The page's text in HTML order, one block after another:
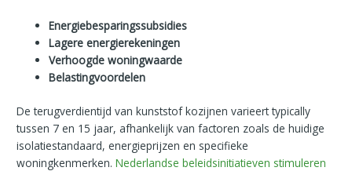
Energiebesparingssubsidies
Lagere energierekeningen
Verhoogde woningwaarde
Belastingvoordelen
De terugverdientijd van kunststof kozijnen varieert typically
tussen 7 en 15 jaar, afhankelijk van factoren zoals de huidige
isolatiestandaard, energieprijzen en specifieke
woningkenmerken.Nederlandse beleidsinitiatieven stimuleren